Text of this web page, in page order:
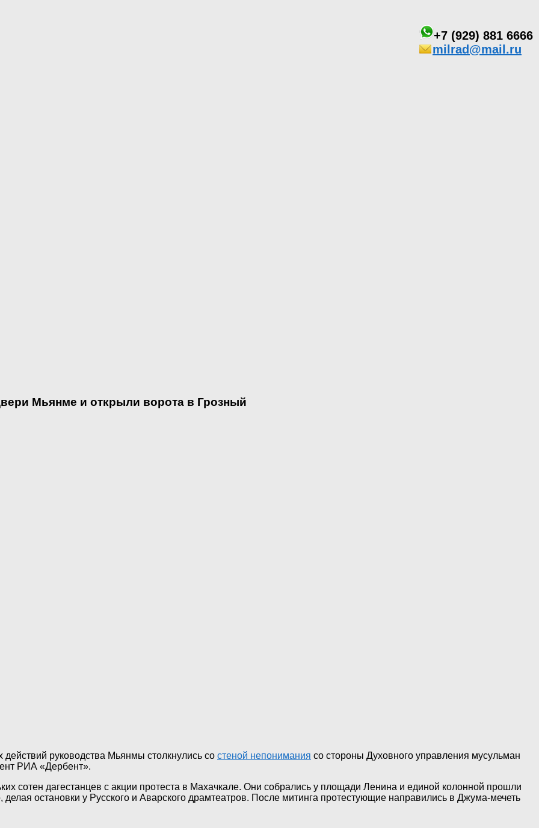
+7 (929) 881 6666
milrad@mail.ru
Мьянме и открыли ворота в Грозный
действий руководства Мьянмы столкнулись со стеной непонимания со стороны Духовного управления мусульман
РИА «Дербент».
сотен дагестанцев с акции протеста в Махачкале. Они собрались у площади Ленина и единой колонной прошли
остановки у Русского и Аварского драмтеатров. После митинга протестующие направились в Джума-мечеть